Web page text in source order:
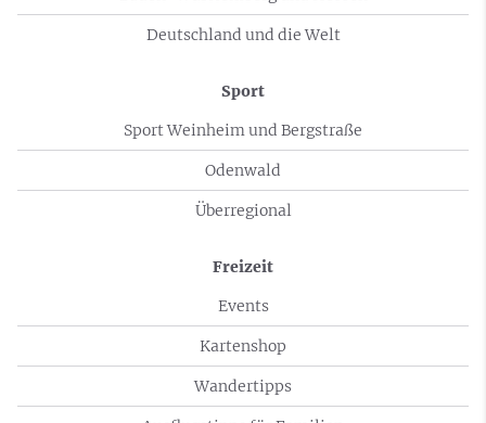
Deutschland und die Welt
Sport
Sport Weinheim und Bergstraße
Odenwald
Überregional
Freizeit
Events
Kartenshop
Wandertipps